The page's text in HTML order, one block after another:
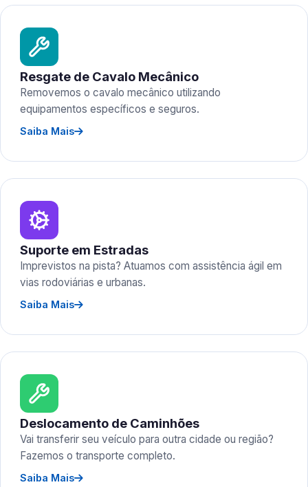
Resgate de Cavalo Mecânico
Removemos o cavalo mecânico utilizando
equipamentos específicos e seguros.
Saiba Mais
Suporte em Estradas
Imprevistos na pista? Atuamos com assistência ágil em
vias rodoviárias e urbanas.
Saiba Mais
Deslocamento de Caminhões
Vai transferir seu veículo para outra cidade ou região?
Fazemos o transporte completo.
Saiba Mais